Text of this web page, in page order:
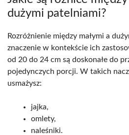
dużymi patelniami?
Rozróżnienie między małymi a
znaczenie w kontekście ich
od 20 do 24 cm są doskonałe do
pojedynczych porcji. W takich
usmażysz:
jajka,
omlety,
naleśniki.